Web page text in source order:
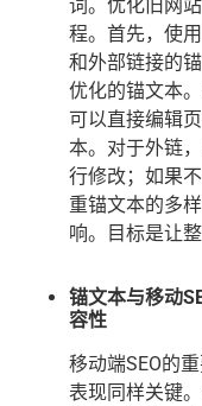
词。优化旧网
程。首先，使
和外部链接的
优化的锚文本
可以直接编辑
本。对于外链
行修改；如果
重锚文本的多
响。目标是让
锚文本与移动
容性
移动端SEO的
表现同样关键